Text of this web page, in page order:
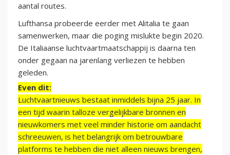
aantal routes.
Lufthansa probeerde eerder met Alitalia te gaan
samenwerken, maar die poging mislukte begin 2020.
De Italiaanse luchtvaartmaatschappij is daarna ten
onder gegaan na jarenlang verliezen te hebben
geleden.
Even dit:
Luchtvaartnieuws bestaat inmiddels bijna 25 jaar. In
een tijd waarin talloze vergelijkbare bronnen en
nieuwkomers met veel minder historie om aandacht
schreeuwen, is het belangrijk om betrouwbare
platforms te hebben die niet alleen nieuws brengen,